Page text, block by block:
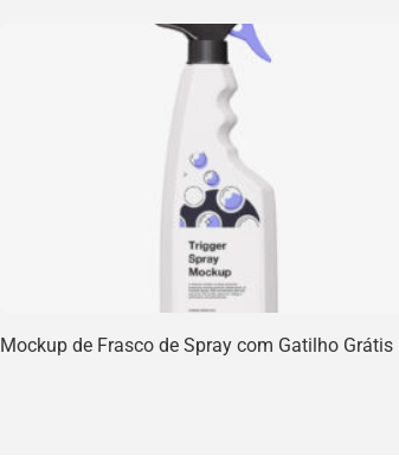
Mockup de Frasco de Spray com Gatilho Grátis